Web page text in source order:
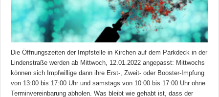
Die Öffnungszeiten der Impfstelle in Kirchen auf dem Parkdeck in der
Lindenstraße werden ab Mittwoch, 12.01.2022 angepasst: Mittwochs
können sich Impfwillige dann ihre Erst-, Zweit- oder Booster-Impfung
von 13:00 bis 17:00 Uhr und samstags von 10:00 bis 17:00 Uhr ohne
Terminvereinbarung abholen. Was bleibt wie gehabt ist, dass der